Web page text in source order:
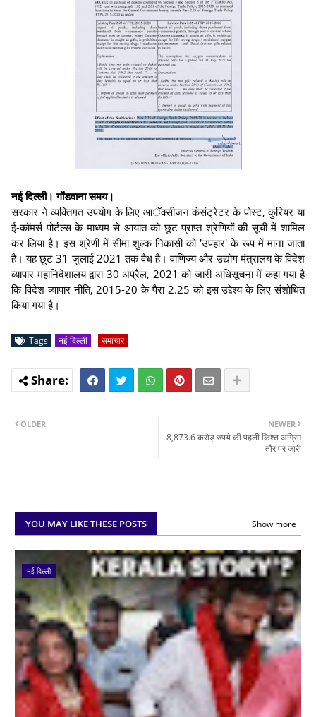
नई दिल्ली। गोंडवाना समय।
सरकार ने व्यक्तिगत उपयोग के लिए आॅक्सीजन कंसंट्रेटर के पोस्ट, कुरियर या
ई-कॉमर्स पोर्टल्स के माध्यम से आयात को छूट प्राप्त श्रेणियों की सूची में शामिल
कर लिया है। इस श्रेणी में सीमा शुल्क निकासी को 'उपहार' के रूप में माना जाता
है। यह छूट 31 जुलाई 2021 तक वैध है। वाणिज्य और उद्योग मंत्रालय के विदेश
व्यापार महानिदेशालय द्वारा 30 अप्रैल, 2021 को जारी अधिसूचना में कहा गया है
कि विदेश व्यापार नीति, 2015-20 के पैरा 2.25 को इस उद्देश्य के लिए संशोधित
किया गया है।
Tags नई दिल्ली समाचार
NEWER
8,873.6 करोड़ रुपये की पहली किश्त अग्रिम
तौर पर जारी
OLDER
YOU MAY LIKE THESE POSTS Show more
नई दिल्ली